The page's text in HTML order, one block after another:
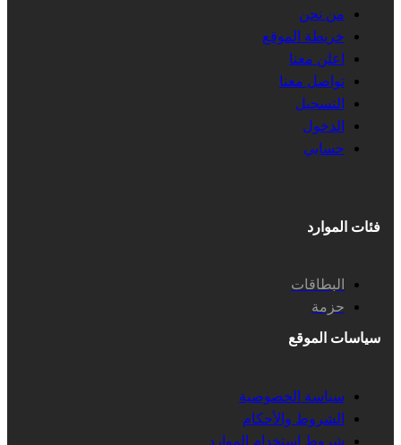
من نحن
خريطة الموقع
اعلن معنا
تواصل معنا
التسجيل
الدخول
حسابي
فئات الموارد
البطاقات
حزمة
سياسات الموقع
سياسة الخصوصية
الشروط والأحكام
شروط استخدام الموارد